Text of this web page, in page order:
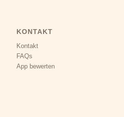
KONTAKT
Kontakt
FAQs
App bewerten